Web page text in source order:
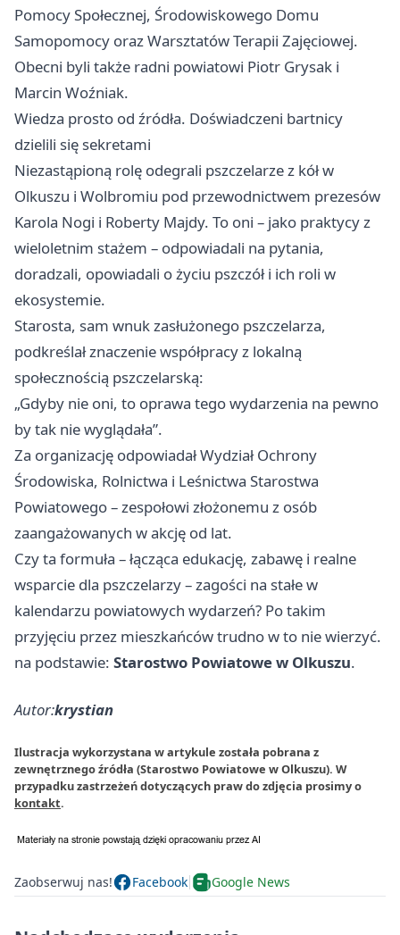
Pomocy Społecznej, Środowiskowego Domu
Samopomocy oraz Warsztatów Terapii Zajęciowej.
Obecni byli także radni powiatowi Piotr Grysak i
Marcin Woźniak.
Wiedza prosto od źródła. Doświadczeni bartnicy
dzielili się sekretami
Niezastąpioną rolę odegrali pszczelarze z kół w
Olkuszu i Wolbromiu pod przewodnictwem prezesów
Karola Nogi i Roberty Majdy. To oni – jako praktycy z
wieloletnim stażem – odpowiadali na pytania,
doradzali, opowiadali o życiu pszczół i ich roli w
ekosystemie.
Starosta, sam wnuk zasłużonego pszczelarza,
podkreślał znaczenie współpracy z lokalną
społecznością pszczelarską:
„Gdyby nie oni, to oprawa tego wydarzenia na pewno
by tak nie wyglądała”.
Za organizację odpowiadał Wydział Ochrony
Środowiska, Rolnictwa i Leśnictwa Starostwa
Powiatowego – zespołowi złożonemu z osób
zaangażowanych w akcję od lat.
Czy ta formuła – łącząca edukację, zabawę i realne
wsparcie dla pszczelarzy – zagości na stałe w
kalendarzu powiatowych wydarzeń? Po takim
przyjęciu przez mieszkańców trudno w to nie wierzyć.
na podstawie: Starostwo Powiatowe w Olkuszu.
Autor:krystian
Ilustracja wykorzystana w artykule została pobrana z
zewnętrznego źródła (Starostwo Powiatowe w Olkuszu). W
przypadku zastrzeżeń dotyczących praw do zdjęcia prosimy o
kontakt.
Zaobserwuj nas! Facebook Google News